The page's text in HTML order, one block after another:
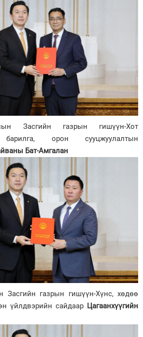
Засгийн газрын гишүүн-Хот
барилга, орон сууцжуулалтын
Бат-Амгалан
Засгийн газрын гишүүн-Хүнс, хөдөө
үйлдвэрийн сайдаар Цагаанхүүгийн